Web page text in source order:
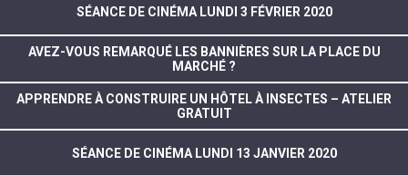
SÉANCE DE CINÉMA LUNDI 3 FÉVRIER 2020
AVEZ-VOUS REMARQUÉ LES BANNIÈRES SUR LA PLACE DU
MARCHÉ ?
APPRENDRE À CONSTRUIRE UN HÔTEL À INSECTES – ATELIER
GRATUIT
SÉANCE DE CINÉMA LUNDI 13 JANVIER 2020